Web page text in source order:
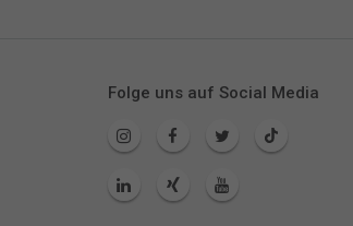
Folge uns auf Social Media